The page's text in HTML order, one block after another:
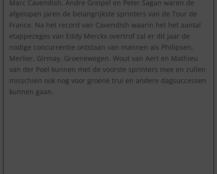
Marc Cavendish, Andre Greipel en Peter Sagan waren de
afgelopen jaren de belangrijkste sprinters van de Tour de
France. Na het record van Cavendish waarin het het aantal
etappezeges van Eddy Merckx overtrof zal er dit jaar de
nodige concurrentie ontstaan van mannen als Philipsen,
Merlier, Girmay, Groenewegen. Wout van Aert en Mathieu
van der Poel kunnen met de voorste sprinters mee en zullen
misschien ook nog voor groene trui en andere dagsuccessen
kunnen gaan.